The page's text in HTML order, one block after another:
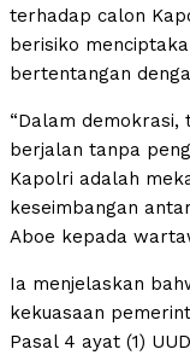
terhadap calon
berisiko
bertentangan
“Dalam demokrasi,
berjalan tanpa
Kapolri adalah
keseimbangan
Aboe kepada
Ia menjelaskan
kekuasaan
Pasal 4 ayat (1)